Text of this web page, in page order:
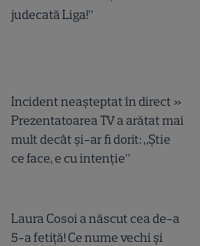
judecată Liga!”
Incident neașteptat în direct »
Prezentatoarea TV a arătat mai
mult decât și-ar fi dorit: „Știe
ce face, e cu intenție”
Laura Cosoi a născut cea de-a
5-a fetiță! Ce nume vechi și